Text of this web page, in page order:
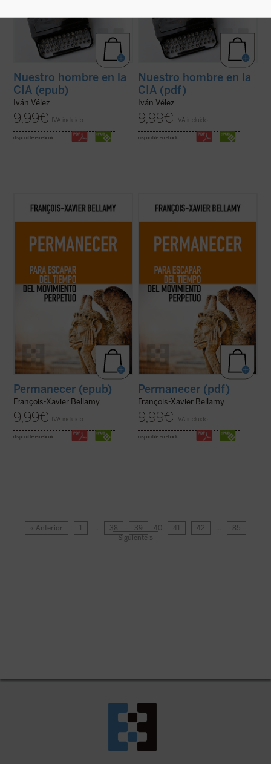
Nuestro hombre en la
CIA (epub)
Iván Vélez
9,99€ IVA incluido
disponible en ebook:
Nuestro hombre en la
CIA (pdf)
Iván Vélez
9,99€ IVA incluido
disponible en ebook:
Esta época se entrega a la velocidad, al
cambio, a hacer más y más, más y más
corriendo. Solo que correr también
significa ...(ver ficha)
Permanecer (epub)
François-Xavier Bellamy
9,99€ IVA incluido
disponible en ebook:
Esta época se entrega a la velocidad, al
cambio, a hacer más y más, más y más
corriendo. Solo que correr también
significa ...(ver ficha)
Permanecer (pdf)
François-Xavier Bellamy
9,99€ IVA incluido
disponible en ebook:
« Anterior 1 … 38 39 40 41 42 …
85
Siguiente »